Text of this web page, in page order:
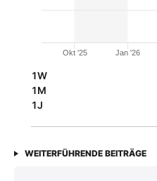
Okt '25 Jan '26
1W
1M
1J
WEITERFÜHRENDE BEITRÄGE